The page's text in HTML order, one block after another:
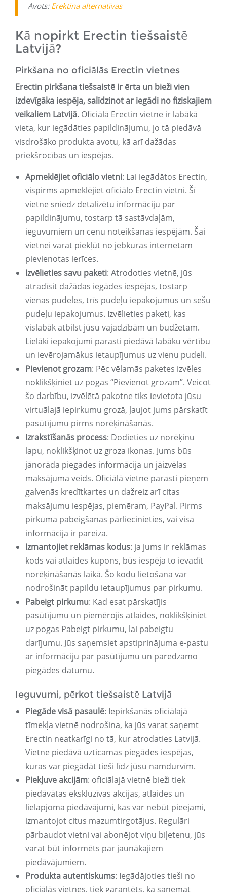
Avots: Erektīna alternatīvas
Kā nopirkt Erectin tiešsaistē
Latvijā?
Pirkšana no oficiālās Erectin vietnes
Erectin pirkšana tiešsaistē ir ērta un bieži vien
izdevīgāka iespēja, salīdzinot ar iegādi no fiziskajiem
veikaliem Latvijā. Oficiālā Erectin vietne ir labākā
vieta, kur iegādāties papildinājumu, jo tā piedāvā
visdrošāko produkta avotu, kā arī dažādas
priekšrocības un iespējas.
Apmeklējiet oficiālo vietni: Lai iegādātos Erectin,
vispirms apmeklējiet oficiālo Erectin vietni. Šī
vietne sniedz detalizētu informāciju par
papildinājumu, tostarp tā sastāvdaļām,
ieguvumiem un cenu noteikšanas iespējām. Šai
vietnei varat piekļūt no jebkuras internetam
pievienotas ierīces.
Izvēlieties savu paketi: Atrodoties vietnē, jūs
atradīsit dažādas iegādes iespējas, tostarp
vienas pudeles, trīs pudeļu iepakojumus un sešu
pudeļu iepakojumus. Izvēlieties paketi, kas
vislabāk atbilst jūsu vajadzībām un budžetam.
Lielāki iepakojumi parasti piedāvā labāku vērtību
un ievērojamākus ietaupījumus uz vienu pudeli.
Pievienot grozam: Pēc vēlamās paketes izvēles
noklikšķiniet uz pogas “Pievienot grozam”. Veicot
šo darbību, izvēlētā pakotne tiks ievietota jūsu
virtuālajā iepirkumu grozā, ļaujot jums pārskatīt
pasūtījumu pirms norēķināšanās.
Izrakstīšanās process: Dodieties uz norēķinu
lapu, noklikšķinot uz groza ikonas. Jums būs
jānorāda piegādes informācija un jāizvēlas
maksājuma veids. Oficiālā vietne parasti pieņem
galvenās kredītkartes un dažreiz arī citas
maksājumu iespējas, piemēram, PayPal. Pirms
pirkuma pabeigšanas pārliecinieties, vai visa
informācija ir pareiza.
Izmantojiet reklāmas kodus: ja jums ir reklāmas
kods vai atlaides kupons, būs iespēja to ievadīt
norēķināšanās laikā. Šo kodu lietošana var
nodrošināt papildu ietaupījumus par pirkumu.
Pabeigt pirkumu: Kad esat pārskatījis
pasūtījumu un piemērojis atlaides, noklikšķiniet
uz pogas Pabeigt pirkumu, lai pabeigtu
darījumu. Jūs saņemsiet apstiprinājuma e-pastu
ar informāciju par pasūtījumu un paredzamo
piegādes datumu.
Ieguvumi, pērkot tiešsaistē Latvijā
Piegāde visā pasaulē: Iepirkšanās oficiālajā
tīmekļa vietnē nodrošina, ka jūs varat saņemt
Erectin neatkarīgi no tā, kur atrodaties Latvijā.
Vietne piedāvā uzticamas piegādes iespējas,
kuras var piegādāt tieši līdz jūsu namdurvīm.
Piekļuve akcijām: oficiālajā vietnē bieži tiek
piedāvātas ekskluzīvas akcijas, atlaides un
lielapjoma piedāvājumi, kas var nebūt pieejami,
izmantojot citus mazumtirgotājus. Regulāri
pārbaudot vietni vai abonējot viņu biļetenu, jūs
varat būt informēts par jaunākajiem
piedāvājumiem.
Produkta autentiskums: Iegādājoties tieši no
oficiālās vietnes, tiek garantēts, ka saņemat